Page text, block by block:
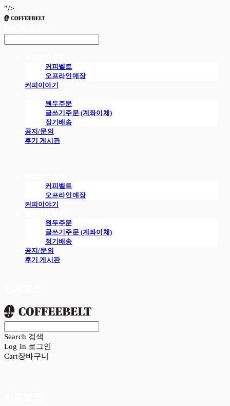
"/>
커피벨트
오프라인매장
커피이야기
원두주문
글쓰기주문 (계좌이체)
정기배송
공지/문의
후기 게시판
커피벨트
오프라인매장
커피이야기
원두주문
글쓰기주문 (계좌이체)
정기배송
공지/문의
후기 게시판
Search 검색
Log In 로그인
Cart장바구니